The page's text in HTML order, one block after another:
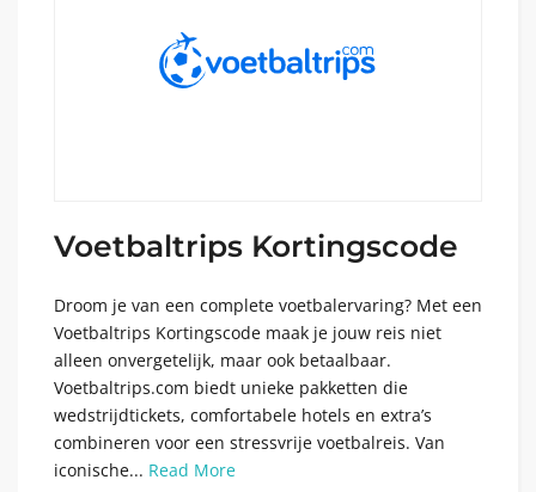
Voetbaltrips Kortingscode
Droom je van een complete voetbalervaring? Met een
Voetbaltrips Kortingscode maak je jouw reis niet
alleen onvergetelijk, maar ook betaalbaar.
Voetbaltrips.com biedt unieke pakketten die
wedstrijdtickets, comfortabele hotels en extra’s
combineren voor een stressvrije voetbalreis. Van
iconische... Read More